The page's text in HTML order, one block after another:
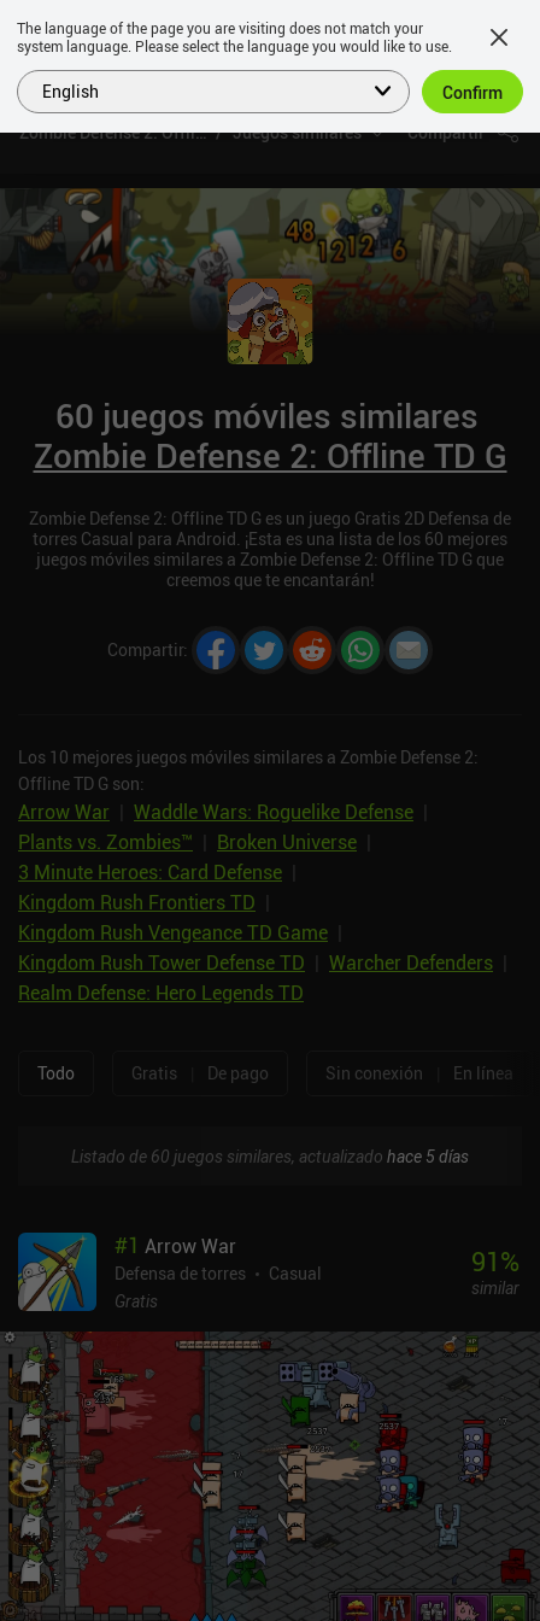
Zombie Defense 2: Offline TD GJuegos similares Compartir
60 juegos móviles similares
Zombie Defense 2: Offline TD G
Zombie Defense 2: Offline TD G es un juego Gratis 2D Defensa de
torres Casual para Android. ¡Esta es una lista de los 60 mejores
juegos móviles similares a Zombie Defense 2: Offline TD G que
creemos que te encantarán!
Compartir:
Los 10 mejores juegos móviles similares a Zombie Defense 2:
Offline TD G son:
Arrow War Waddle Wars: Roguelike Defense
Plants vs. Zombies™
Broken Universe
3 Minute Heroes: Card Defense
Kingdom Rush Frontiers TD
Kingdom Rush Vengeance TD Game
Kingdom Rush Tower Defense TD
Warcher Defenders
Realm Defense: Hero Legends TD
Todo Gratis De pago Sin conexión En línea
Listado de 60 juegos similares, actualizado hace 5 días
#1 Arrow War
Defensa de torres
Casual
Gratis
91%
similar
The language of the page you are visiting does not match your
system language. Please select the language you would like to use.
English Confirm